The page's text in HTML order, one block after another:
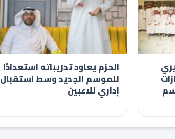
الحزم يعاود تدريباته استعدادًا
للموسم الجديد وسط استقبال
إداري للاعبين